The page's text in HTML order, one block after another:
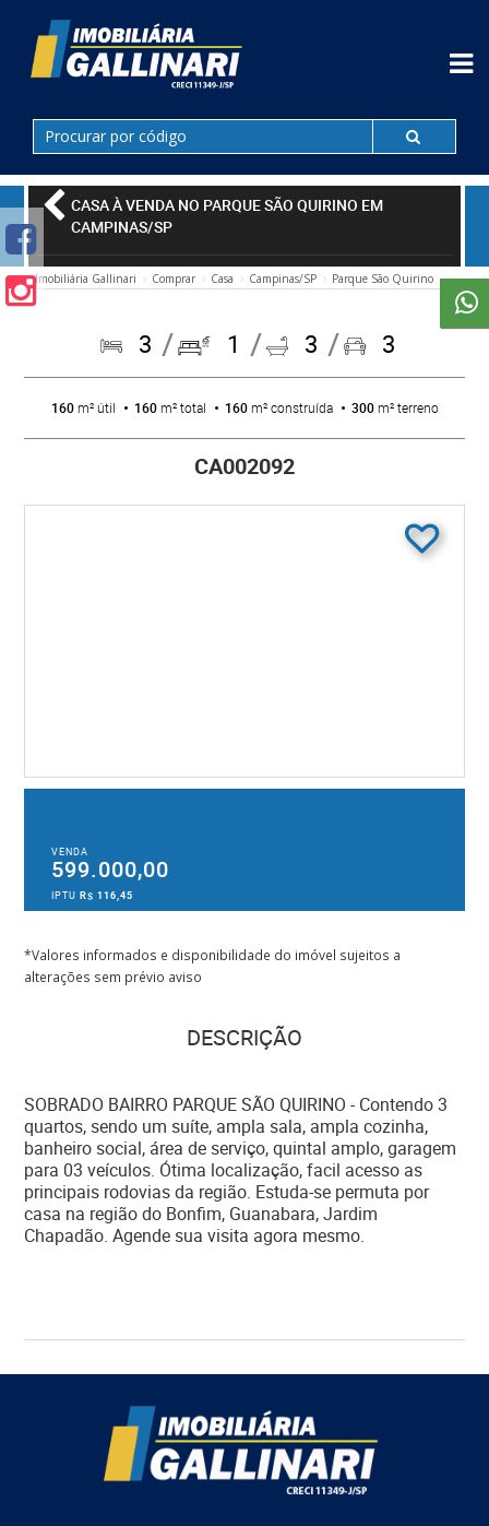
CASA À VENDA NO PARQUE SÃO QUIRINO EM
CAMPINAS/SP
Imobiliária Gallinari Comprar Casa Campinas/SP Parque São Quirino
3 1 3 3
160m² útil 160m² total 160m² construída 300m² terreno
CA002092
VENDA
599.000,00
IPTUR$ 116,45
*Valores informados e disponibilidade do imóvel sujeitos a
alterações sem prévio aviso
DESCRIÇÃO
SOBRADO BAIRRO PARQUE SÃO QUIRINO - Contendo 3
quartos, sendo um suíte, ampla sala, ampla cozinha,
banheiro social, área de serviço, quintal amplo, garagem
para 03 veículos. Ótima localização, facil acesso as
principais rodovias da região. Estuda-se permuta por
casa na região do Bonfim, Guanabara, Jardim
Chapadão. Agende sua visita agora mesmo.